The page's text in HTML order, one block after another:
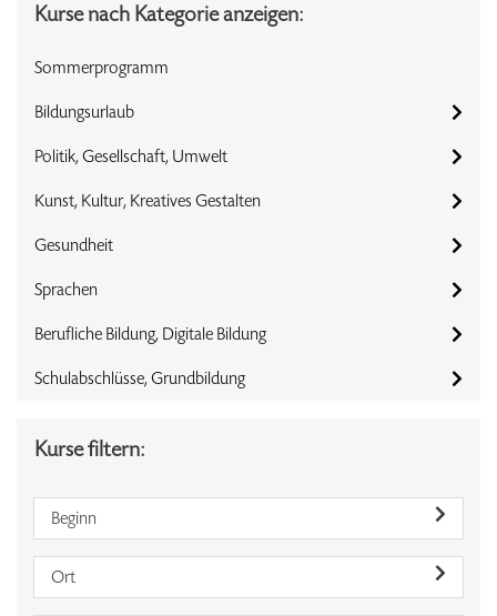
Kurse nach Kategorie anzeigen:
Sommerprogramm
Bildungsurlaub
Politik, Gesellschaft, Umwelt
Kunst, Kultur, Kreatives Gestalten
Gesundheit
Sprachen
Berufliche Bildung, Digitale Bildung
Schulabschlüsse, Grundbildung
Kurse filtern:
Beginn
Ort